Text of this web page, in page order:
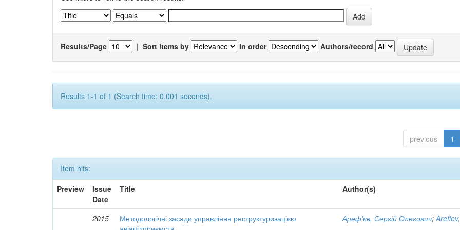
Results/Page | Sort items by In order Authors/record
Results 1-1 of 1 (Search time: 0.001 seconds).
previous 1
Item hits:
Preview
Issue
Date
Title Author(s)
2015
Методологічні засади управління реструктуризацією
Ареф'єв, Сергій Олегович;